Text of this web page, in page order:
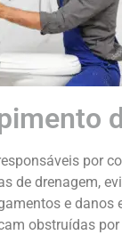
por
de drenagem,
e danos
obstruídas